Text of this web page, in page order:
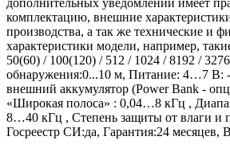
комплектацию, внешние
производства, а так же технические и
характеристики модели, например,
50(60) / 100(120) / 512 / 1024 / 8192 /
обнаружения:0...10 м, Питание: 4…7 В: -
внешний аккумулятор (Power Bank -
«Широкая полоса» : 0,04…8 кГц ,
8…40 кГц , Степень защиты от влаги и
Госреестр СИ:да, Гарантия:24 месяцев,